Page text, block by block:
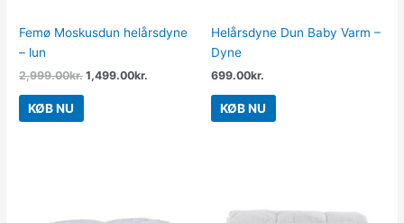
Femø Moskusdun helårsdyne
– lun
2,999.00kr. 1,499.00kr.
KØB NU
Helårsdyne Dun Baby Varm –
Dyne
699.00kr.
KØB NU